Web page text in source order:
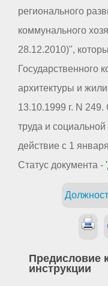
регионального
коммунального
28.12.2010)",
Государственного
архитектуры и
13.10.1999 г. N
труда и
действие с 1
Статус документа -
Предисловие
инструкции